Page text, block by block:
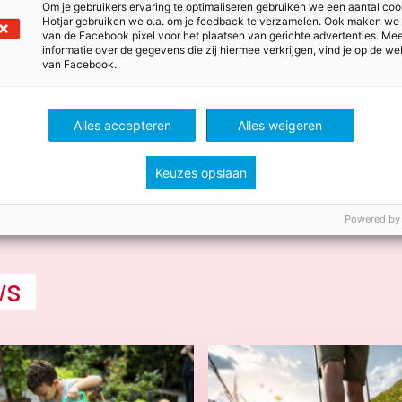
dus Martijn moest volgende week terugbellen.
een geweldige dag met heel veel indrukken vanuit
van het bedrijf! Ik wil Malmberg hartelijk bedanken
het een topdag!
Om je gebruikers ervaring te optimaliseren gebruiken we een aantal
Hotjar gebruiken we o.a. om je feedback te verzamelen. Ook maken we
van de Facebook pixel voor het plaatsen van gerichte advertenties.
informatie over de gegevens die zij hiermee verkrijgen, vind je op de
van Facebook.
Alles accepteren Alles weigeren
Keuzes opslaan
Powered by